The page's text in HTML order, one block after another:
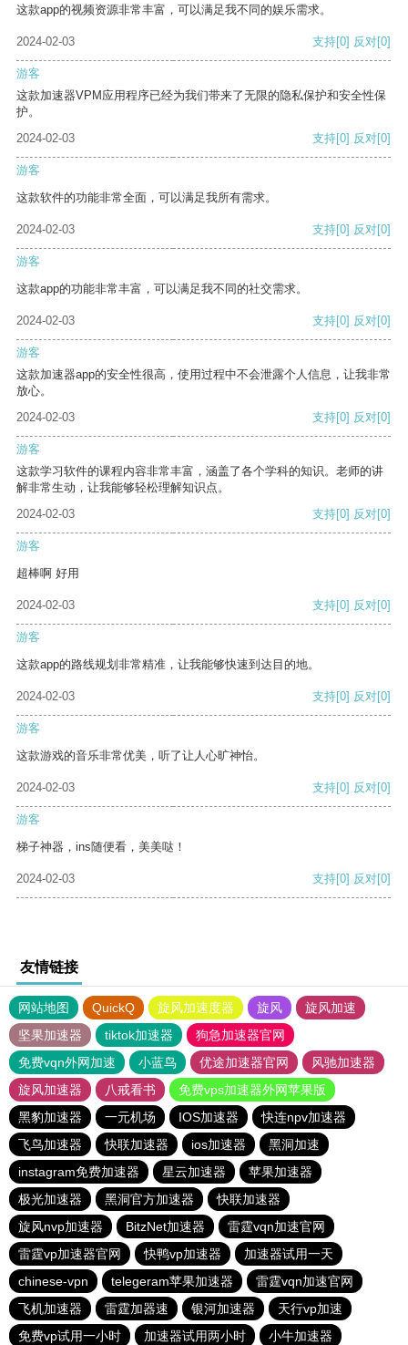
这款app的视频资源非常丰富，可以满足我不同的娱乐需求。
2024-02-03 支持[0] 反对[0]
游客
这款加速器VPM应用程序已经为我们带来了无限的隐私保护和安全性保
护。
2024-02-03
支持[0] 反对[0]
游客
这款软件的功能非常全面，可以满足我所有需求。
2024-02-03 支持[0] 反对[0]
游客
这款app的功能非常丰富，可以满足我不同的社交需求。
2024-02-03 支持[0] 反对[0]
游客
这款加速器app的安全性很高，使用过程中不会泄露个人信息，让我非常
放心。
2024-02-03
支持[0] 反对[0]
游客
这款学习软件的课程内容非常丰富，涵盖了各个学科的知识。老师的讲
解非常生动，让我能够轻松理解知识点。
2024-02-03
支持[0] 反对[0]
游客
超棒啊 好用
2024-02-03 支持[0] 反对[0]
游客
这款app的路线规划非常精准，让我能够快速到达目的地。
2024-02-03 支持[0] 反对[0]
游客
这款游戏的音乐非常优美，听了让人心旷神怡。
2024-02-03 支持[0] 反对[0]
游客
梯子神器，ins随便看，美美哒！
2024-02-03 支持[0] 反对[0]
友情链接
网站地图 QuickQ 旋风加速度器 旋风
旋风加速
坚果加速器
tiktok加速器
狗急加速器官网
免费vqn外网加速
小蓝鸟 优途加速器官网
风驰加速器
旋风加速器
八戒看书
免费vps加速器外网苹果版
黑豹加速器
一元机场 IOS加速器
快连npv加速器
飞鸟加速器
快联加速器 ios加速器
黑洞加速
instagram免费加速器
星云加速器
苹果加速器
极光加速器
黑洞官方加速器
快联加速器
旋风nvp加速器
BitzNet加速器
雷霆vqn加速官网
雷霆vp加速器官网
快鸭vp加速器
加速器试用一天
chinese-vpn
telegeram苹果加速器
雷霆vqn加速官网
飞机加速器
雷霆加器速 银河加速器
天行vp加速
免费vp试用一小时
加速器试用两小时 小牛加速器